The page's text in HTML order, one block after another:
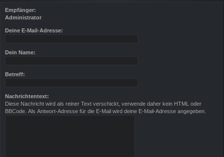
rif
Empfänger:
Administrator
Deine E-Mail-Adresse:
Dein Name:
Betreff:
Nachrichtentext:
Diese Nachricht wird als reiner Text verschickt, verwende daher kein HTML oder
BBCode. Als Antwort-Adresse für die E-Mail wird deine E-Mail-Adresse angegeben.